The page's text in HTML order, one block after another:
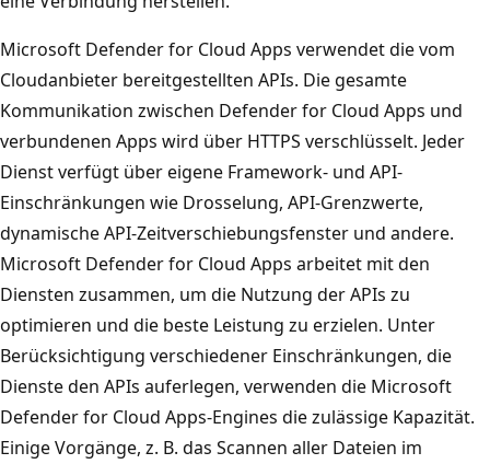
Microsoft Defender for Cloud Apps verwendet die vom
Cloudanbieter bereitgestellten APIs. Die gesamte
Kommunikation zwischen Defender for Cloud Apps und
verbundenen Apps wird über HTTPS verschlüsselt. Jeder
Dienst verfügt über eigene Framework- und API-
Einschränkungen wie Drosselung, API-Grenzwerte,
dynamische API-Zeitverschiebungsfenster und andere.
Microsoft Defender for Cloud Apps arbeitet mit den
Diensten zusammen, um die Nutzung der APIs zu
optimieren und die beste Leistung zu erzielen. Unter
Berücksichtigung verschiedener Einschränkungen, die
Dienste den APIs auferlegen, verwenden die Microsoft
Defender for Cloud Apps-Engines die zulässige Kapazität.
Einige Vorgänge, z. B. das Scannen aller Dateien im